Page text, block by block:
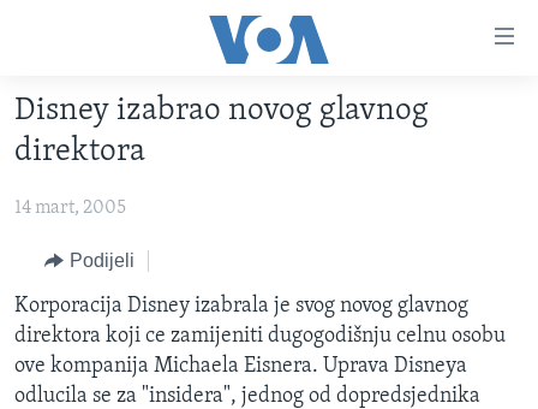
glavni
sadržaj
na
navigaciju
Idi
na
pretragu
TV PROGRAM
FOTOGRAFIJE DANA
VIJESTI
SJEDINJENE AMERIČKE DRŽAVE
BOSNA I HERCEGOVINA
SVIJET
NAUKA I TEHNOLOGIJA
SPECIJALNI PROJEKTI
KORUPCIJA
Disney izabrao novog glavnog
direktora
14 mart, 2005
Podijeli
Korporacija Disney izabrala je svog novog glavnog
direktora koji ce zamijeniti dugogodišnju celnu osobu
ove kompanija Michaela Eisnera. Uprava Disneya
odlucila se za "insidera", jednog od dopredsjednika